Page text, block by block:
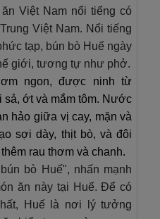
Việt Nam nổi tiếng có
Việt Nam. Nổi tiếng
tạp, bún bò Huế ngày
giới, tương tự như phở.
ngon, được ninh từ
ớt và mắm tôm. Nước
hảo giữa vị cay, mặn và
sợi dày, thịt bò, và đôi
rau thơm và chanh.
bò Huế", nhấn mạnh
ăn này tại Huế. Để có
Huế là nơi lý tưởng